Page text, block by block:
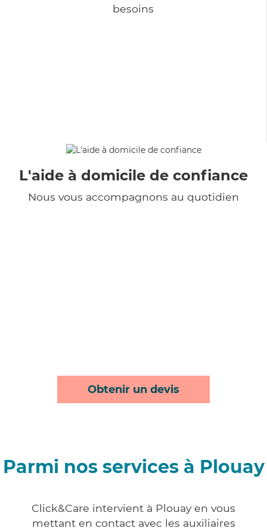
besoins
L'aide à domicile de confiance
Nous vous accompagnons au quotidien
Obtenir un devis
Parmi nos services à Plouay
Click&Care intervient à Plouay en vous
mettant en contact avec les auxiliaires